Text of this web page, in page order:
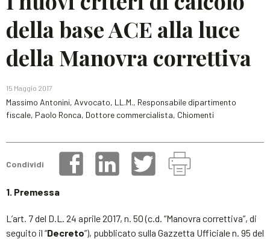
della base ACE alla luce
della Manovra correttiva
15 Maggio 2017
Massimo Antonini, Avvocato, LL.M., Responsabile dipartimento
fiscale, Paolo Ronca, Dottore commercialista, Chiomenti
Condividi
1. Premessa
L’art. 7 del D.L. 24 aprile 2017, n. 50 (c.d. “Manovra correttiva”, di
seguito il “Decreto”), pubblicato sulla Gazzetta Ufficiale n. 95 del